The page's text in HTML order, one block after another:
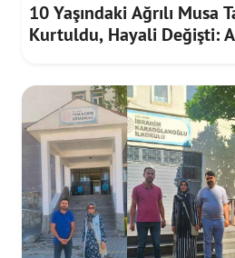
10 Yaşındaki Ağrılı Musa
Kurtuldu, Hayali Değişti: